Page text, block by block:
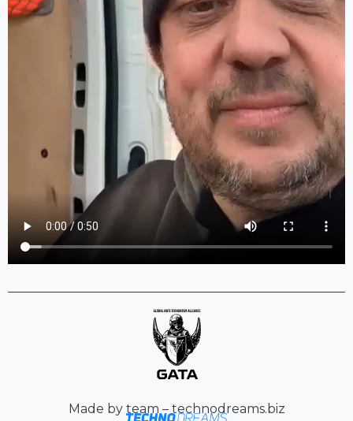
Made by team – technodreams.biz